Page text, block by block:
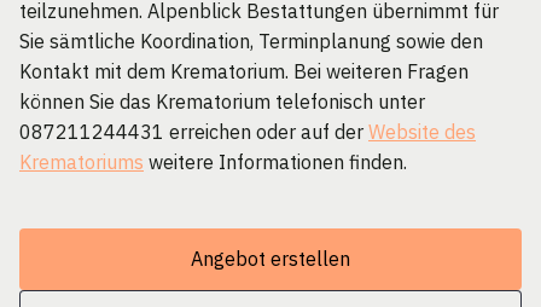
teilzunehmen. Alpenblick Bestattungen übernimmt für
Sie sämtliche Koordination, Terminplanung sowie den
Kontakt mit dem Krematorium. Bei weiteren Fragen
können Sie das Krematorium telefonisch unter
087211244431 erreichen oder auf der Website des
Krematoriums weitere Informationen finden.
Angebot erstellen